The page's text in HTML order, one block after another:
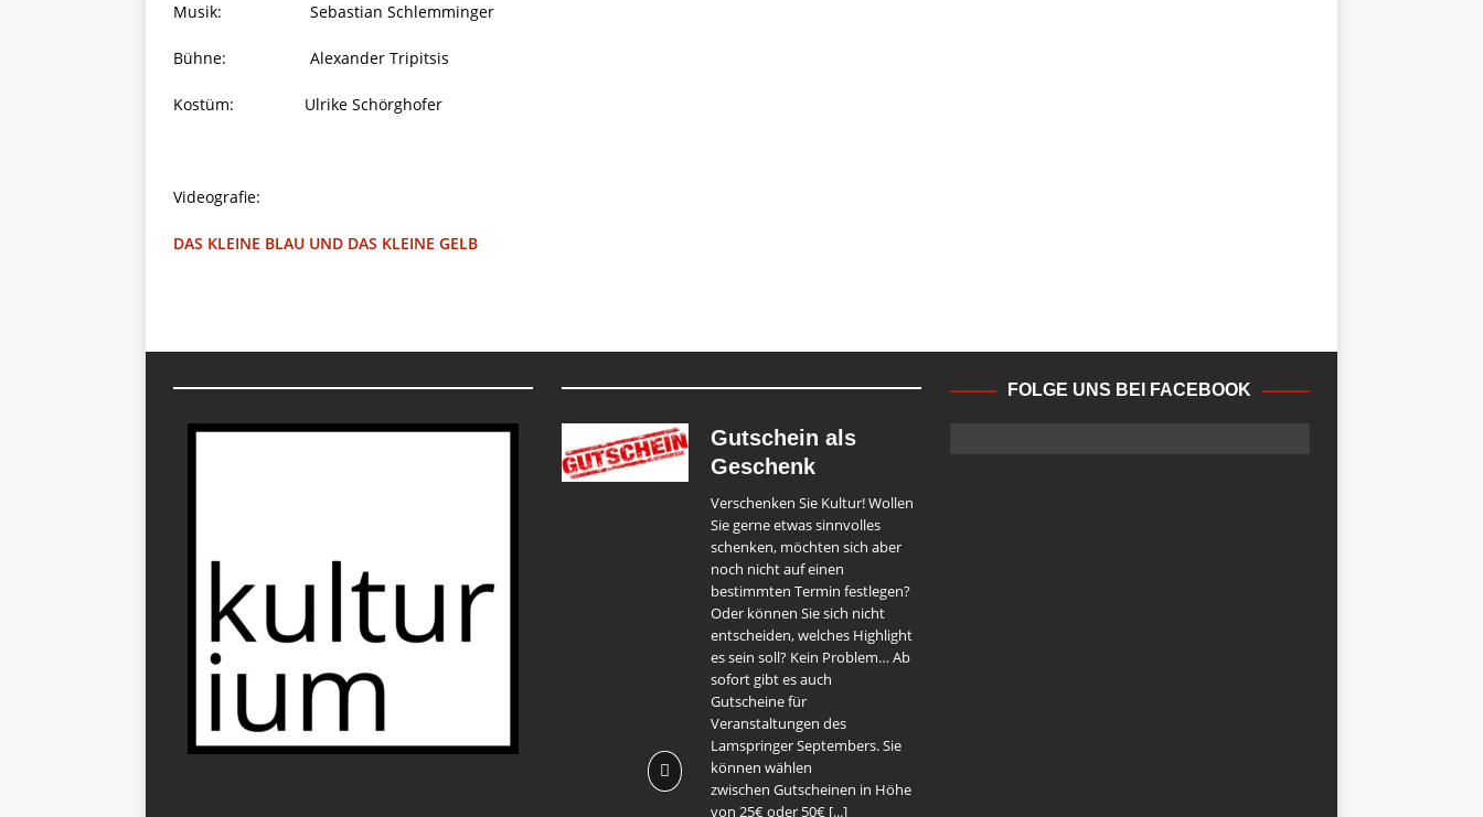
Musik: Sebastian Schlemminger
Bühne: Alexander Tripitsis
Kostüm: Ulrike Schörghofer
Videografie:
DAS KLEINE BLAU UND DAS KLEINE GELB
Gutschein als
Geschenk
Verschenken Sie Kultur! Wollen
Sie gerne etwas sinnvolles
schenken, möchten sich aber
noch nicht auf einen
bestimmten Termin festlegen?
Oder können Sie sich nicht
entscheiden, welches Highlight
es sein soll? Kein Problem… Ab
sofort gibt es auch
Gutscheine für
Veranstaltungen des
Lamspringer Septembers. Sie
können wählen
zwischen Gutscheinen in Höhe
von 25€ oder 50€ [...]
FOLGE UNS BEI FACEBOOK